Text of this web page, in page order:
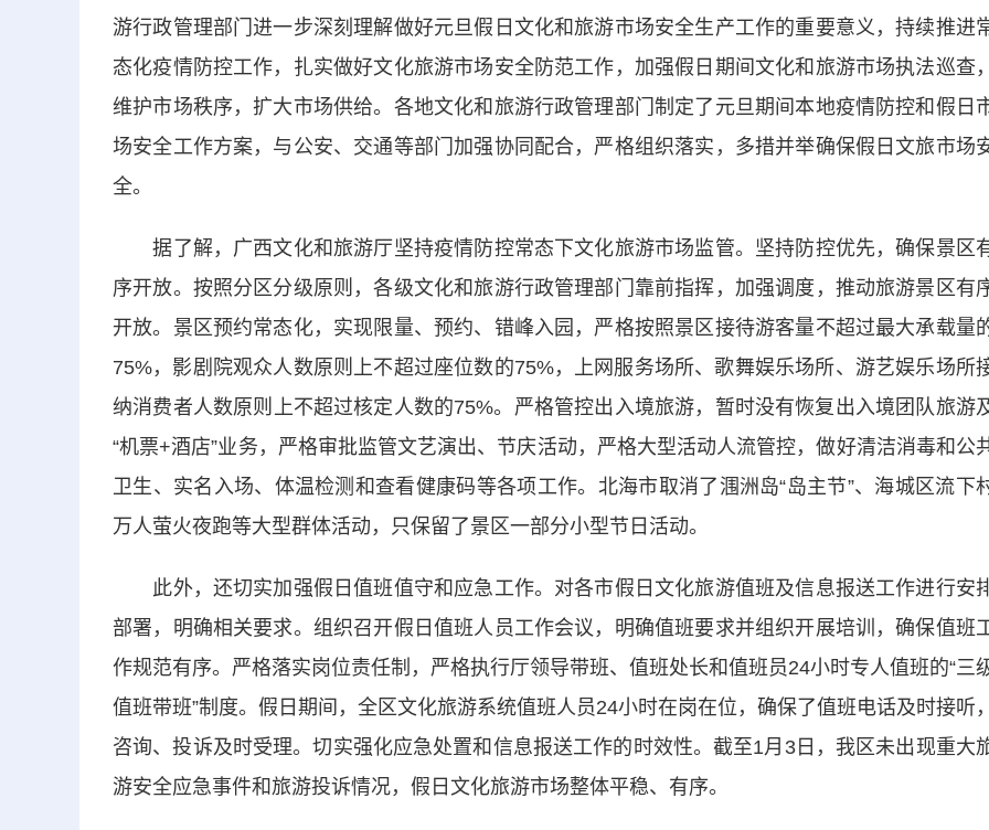
游行政管理部门进一步深刻理解做好元旦假日文化和旅游市场安全生产工作的重要意义，持续推进
态化疫情防控工作，扎实做好文化旅游市场安全防范工作，加强假日期间文化和旅游市场执法巡查，
维护市场秩序，扩大市场供给。各地文化和旅游行政管理部门制定了元旦期间本地疫情防控和假日
场安全工作方案，与公安、交通等部门加强协同配合，严格组织落实，多措并举确保假日文旅市场
全。
据了解，广西文化和旅游厅坚持疫情防控常态下文化旅游市场监管。坚持防控优先，确保景区
序开放。按照分区分级原则，各级文化和旅游行政管理部门靠前指挥，加强调度，推动旅游景区有
开放。景区预约常态化，实现限量、预约、错峰入园，严格按照景区接待游客量不超过最大承载量
75%，影剧院观众人数原则上不超过座位数的75%，上网服务场所、歌舞娱乐场所、游艺娱乐场所
纳消费者人数原则上不超过核定人数的75%。严格管控出入境旅游，暂时没有恢复出入境团队旅游
“机票+酒店”业务，严格审批监管文艺演出、节庆活动，严格大型活动人流管控，做好清洁消毒和公
卫生、实名入场、体温检测和查看健康码等各项工作。北海市取消了涠洲岛“岛主节”、海城区流下
万人萤火夜跑等大型群体活动，只保留了景区一部分小型节日活动。
此外，还切实加强假日值班值守和应急工作。对各市假日文化旅游值班及信息报送工作进行安
部署，明确相关要求。组织召开假日值班人员工作会议，明确值班要求并组织开展培训，确保值班
作规范有序。严格落实岗位责任制，严格执行厅领导带班、值班处长和值班员24小时专人值班的“三
值班带班”制度。假日期间，全区文化旅游系统值班人员24小时在岗在位，确保了值班电话及时接听，
咨询、投诉及时受理。切实强化应急处置和信息报送工作的时效性。截至1月3日，我区未出现重大
游安全应急事件和旅游投诉情况，假日文化旅游市场整体平稳、有序。